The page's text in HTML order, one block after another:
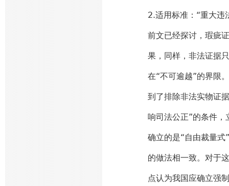
2.适用标准：“重大违
前文已经探讨，瑕疵
果，同样，非法证据
在“不可逾越”的界限
到了排除非法实物证
响司法公正”的条件
确立的是“自由裁量
的做法相一致。对于
点认为我国应确立强